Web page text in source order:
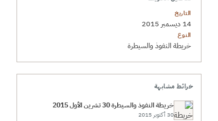
التاريخ
14 ديسمبر 2015
النوع
خريطة النفوذ والسيطرة
خرائط مشابهة
خريطة النفوذ والسيطرة 30 تشرين الأول 2015
30 أكتوبر 2015